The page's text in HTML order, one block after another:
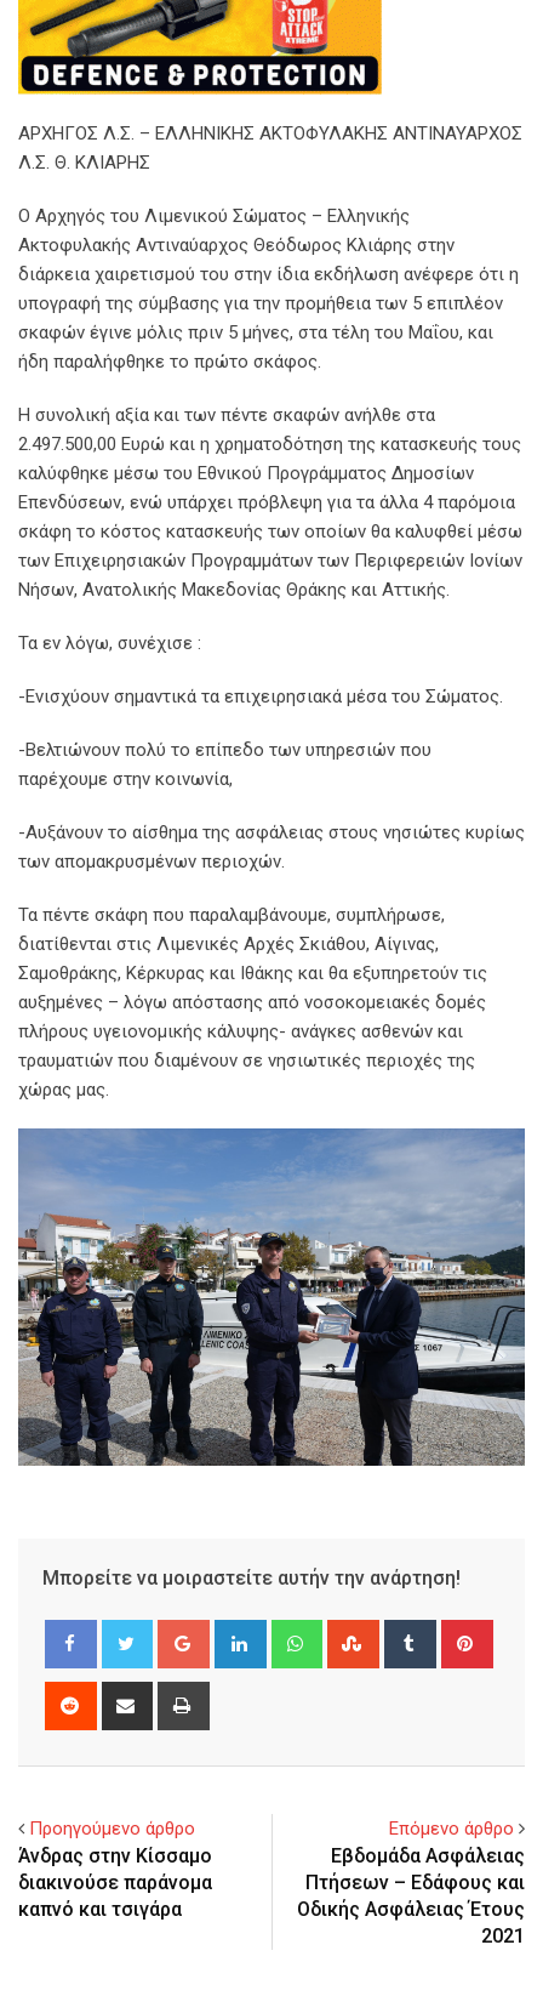
ΑΡΧΗΓΟΣ Λ.Σ. – ΕΛΛΗΝΙΚΗΣ ΑΚΤΟΦΥΛΑΚΗΣ ΑΝΤΙΝΑΥΑΡΧΟΣ
Λ.Σ. Θ. ΚΛΙΑΡΗΣ
Ο Αρχηγός του Λιμενικού Σώματος – Ελληνικής
Ακτοφυλακής Αντιναύαρχος Θεόδωρος Κλιάρης στην
διάρκεια χαιρετισμού του στην ίδια εκδήλωση ανέφερε ότι η
υπογραφή της σύμβασης για την προμήθεια των 5 επιπλέον
σκαφών έγινε μόλις πριν 5 μήνες, στα τέλη του Μαΐου, και
ήδη παραλήφθηκε το πρώτο σκάφος.
Η συνολική αξία και των πέντε σκαφών ανήλθε στα
2.497.500,00 Ευρώ και η χρηματοδότηση της κατασκευής τους
καλύφθηκε μέσω του Εθνικού Προγράμματος Δημοσίων
Επενδύσεων, ενώ υπάρχει πρόβλεψη για τα άλλα 4 παρόμοια
σκάφη το κόστος κατασκευής των οποίων θα καλυφθεί μέσω
των Επιχειρησιακών Προγραμμάτων των Περιφερειών Ιονίων
Νήσων, Ανατολικής Μακεδονίας Θράκης και Αττικής.
Τα εν λόγω, συνέχισε :
-Ενισχύουν σημαντικά τα επιχειρησιακά μέσα του Σώματος.
-Βελτιώνουν πολύ το επίπεδο των υπηρεσιών που
παρέχουμε στην κοινωνία,
-Αυξάνουν το αίσθημα της ασφάλειας στους νησιώτες κυρίως
των απομακρυσμένων περιοχών.
Τα πέντε σκάφη που παραλαμβάνουμε, συμπλήρωσε,
διατίθενται στις Λιμενικές Αρχές Σκιάθου, Αίγινας,
Σαμοθράκης, Κέρκυρας και Ιθάκης και θα εξυπηρετούν τις
αυξημένες – λόγω απόστασης από νοσοκομειακές δομές
πλήρους υγειονομικής κάλυψης- ανάγκες ασθενών και
τραυματιών που διαμένουν σε νησιωτικές περιοχές της
χώρας μας.
Μπορείτε να μοιραστείτε αυτήν την ανάρτηση!
Google+ LinkedIn WhatsappStumbleUpon
Tumblr
Reddit
Share
Προηγούμενο άρθρο
Άνδρας στην Κίσσαμο
διακινούσε παράνομα
καπνό και τσιγάρα
Επόμενο άρθρο
Εβδομάδα Ασφάλειας
Πτήσεων – Εδάφους και
Οδικής Ασφάλειας Έτους
2021